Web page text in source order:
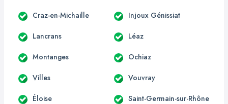
Craz-en-Michaille Injoux Génissiat
Lancrans Léaz
Montanges Ochiaz
Villes Vouvray
Éloise Saint-Germain-sur-Rhône